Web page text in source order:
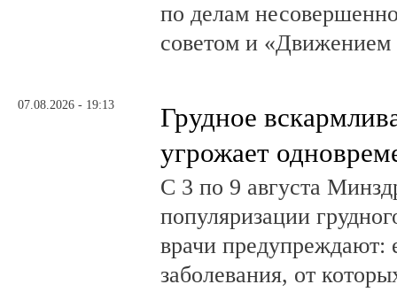
по делам
советом и
07.08.2026 - 19:13
Грудное
угрожает
С 3 по 9 августа
популяризации
врачи предупреждают:
заболевания, от